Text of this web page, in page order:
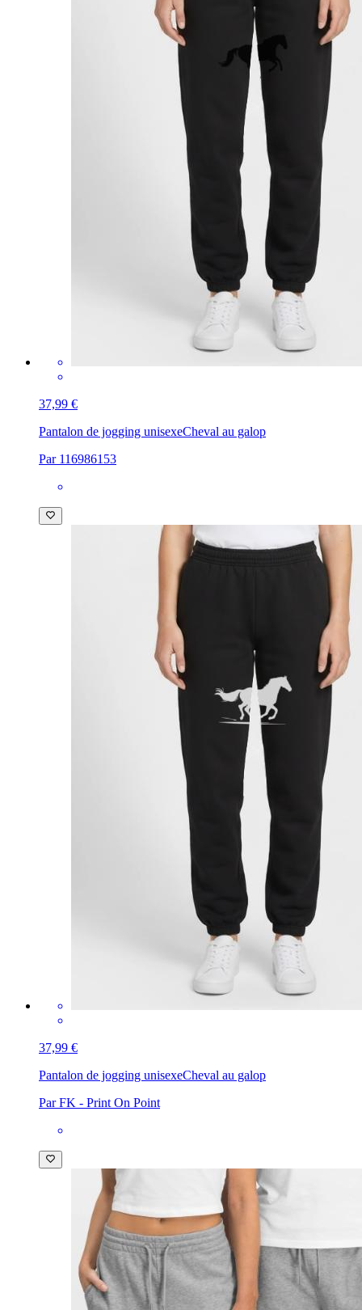
37,99 €
Pantalon de jogging unisexeCheval au galop
Par 116986153
37,99 €
Pantalon de jogging unisexeCheval au galop
Par FK - Print On Point